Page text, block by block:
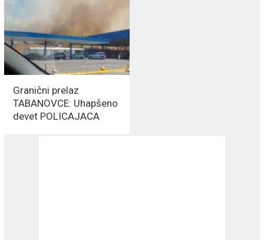
Granični prelaz
TABANOVCE: Uhapšeno
devet POLICAJACA